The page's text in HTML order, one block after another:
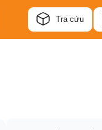
Tra cứu